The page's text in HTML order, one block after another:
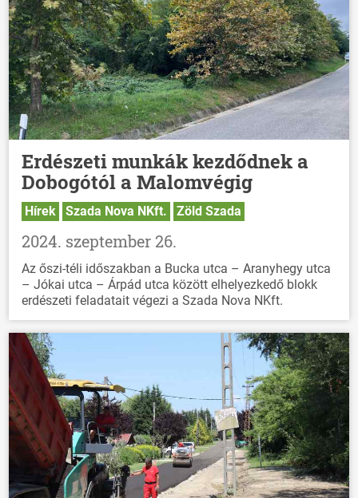
Erdészeti munkák kezdődnek a
Dobogótól a Malomvégig
Hírek Szada Nova NKft. Zöld Szada
2024. szeptember 26.
Az őszi-téli időszakban a Bucka utca – Aranyhegy utca
– Jókai utca – Árpád utca között elhelyezkedő blokk
erdészeti feladatait végezi a Szada Nova NKft.